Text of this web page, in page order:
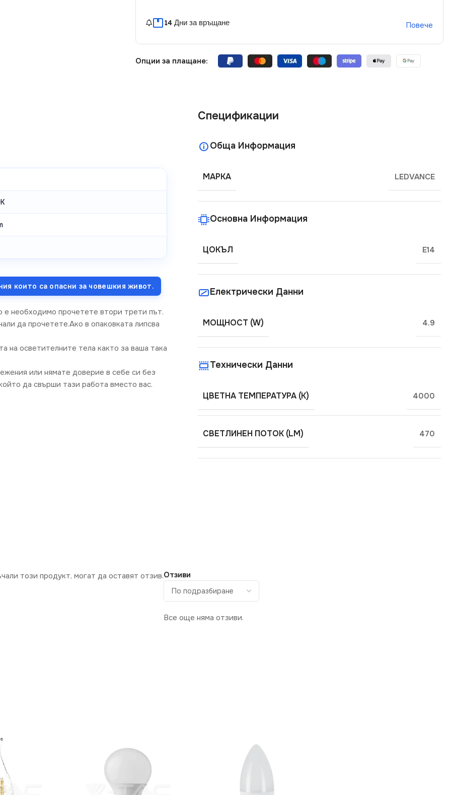
14 Дни за връщане Повече
Опции за плащане:
които са опасни за човешкия живот.
е необходимо прочетете втори трети път.
да прочетете.Ако в опаковката липсва
на осветителните тела както за ваша така
или нямате доверие в себе си без
да свърши тази работа вместо вас.
Спецификации
Обща Информация
МАРКА LEDVANCE
Основна Информация
ЦОКЪЛ E14
Електрически Данни
МОЩНОСТ (W) 4.9
Технически Данни
ЦВЕТНА ТЕМПЕРАТУРА (K) 4000
СВЕТЛИНЕН ПОТОК (LM) 470
Отзиви
Все още няма отзиви.
този продукт, могат да оставят отзив.